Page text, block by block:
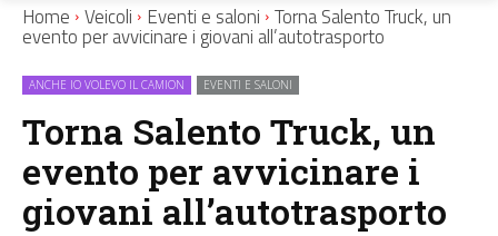
Home Veicoli Eventi e saloni Torna Salento Truck, un
evento per avvicinare i giovani all’autotrasporto
ANCHE IO VOLEVO IL CAMION EVENTI E SALONI
Torna Salento Truck, un
evento per avvicinare i
giovani all’autotrasporto